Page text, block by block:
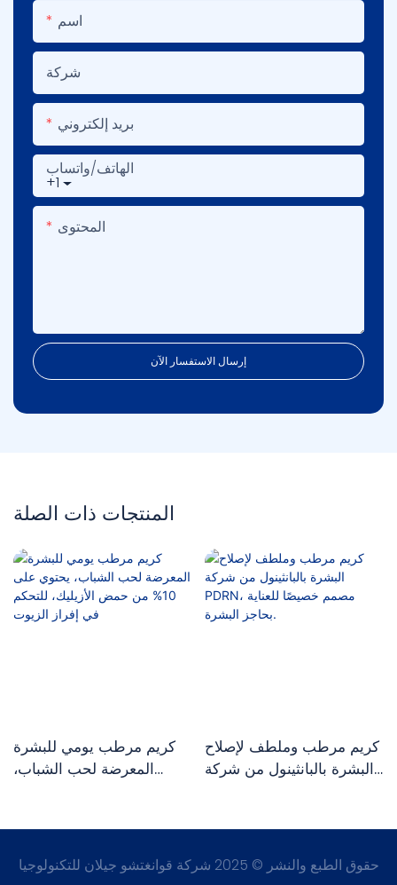
اسم
شركة
بريد إلكتروني
+1
الهاتف/واتساب
المحتوى
إرسال الاستفسار الآن
المنتجات ذات الصلة
كريم مرطب يومي للبشرة
المعرضة لحب الشباب،
الزيوت
كريم مرطب وملطف لإصلاح
البشرة بالبانثينول من شركة
حقوق الطبع والنشر © 2025 شركة قوانغتشو جيلان للتكنولوجيا